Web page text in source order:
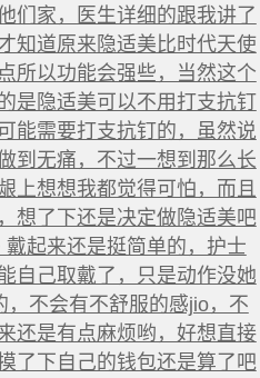
们家，医生详细的跟我讲了
知道原来隐适美比时代天使
所以功能会强些，当然这个
是隐适美可以不用打支抗钉
能需要打支抗钉的，虽然说
到无痛，不过一想到那么长
上想想我都觉得可怕，而且
想了下还是决定做隐适美吧
起来还是挺简单的，护士
自己取戴了，只是动作没她
不会有不舒服的感jio，不
还是有点麻烦哟，好想直接
了下自己的钱包还是算了吧